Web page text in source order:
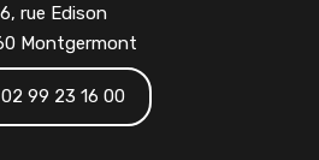
rue Edison
Montgermont
02 99 23 16 00